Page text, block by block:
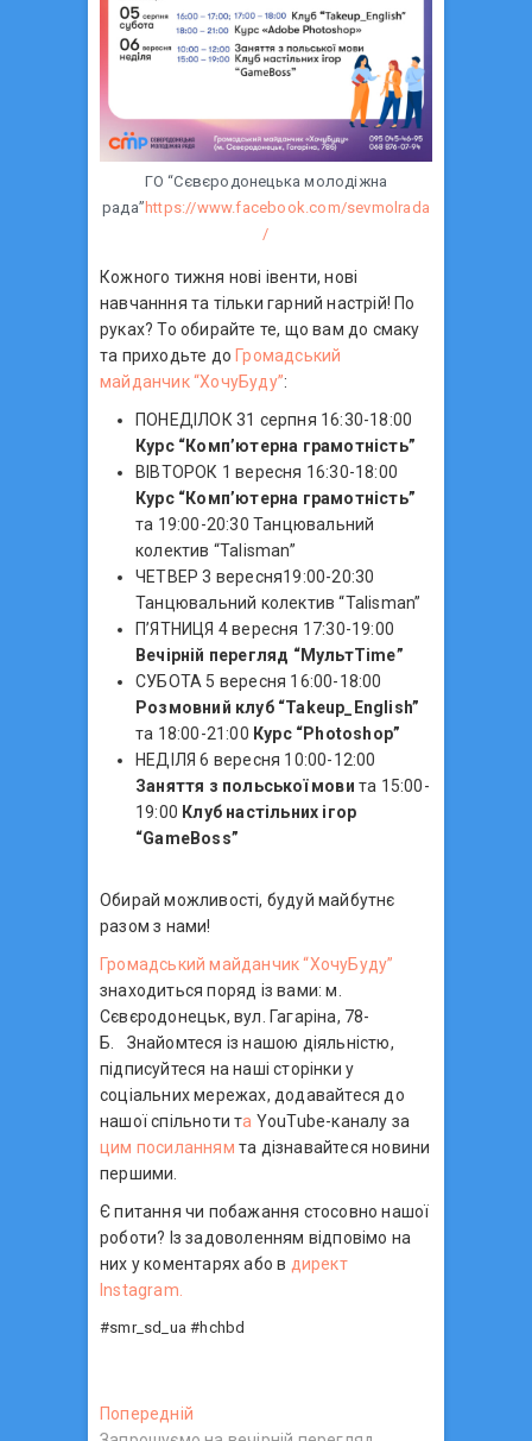
ГО “Сєвєродонецька молодіжна
рада” https://www.facebook.com/sevmolrada
/
Кожного тижня нові івенти, нові
навчанння та тільки гарний настрій! По
руках? То обирайте те, що вам до смаку
та приходьте до Громадський
майданчик “ХочуБуду”:
ПОНЕДІЛОК 31 серпня 16:30-18:00
Курс “Комп’ютерна грамотність”
ВІВТОРОК 1 вересня 16:30-18:00
Курс “Комп’ютерна грамотність”
та 19:00-20:30 Танцювальний
колектив “Talisman”
ЧЕТВЕР 3 вересня19:00-20:30
Танцювальний колектив “Talisman”
П’ЯТНИЦЯ 4 вересня 17:30-19:00
Вечірній перегляд “МультTime”
СУБОТА 5 вересня 16:00-18:00
Розмовний клуб “Takeup_English”
та 18:00-21:00 Курс “Photoshop”
НЕДІЛЯ 6 вересня 10:00-12:00
Заняття з польської мови та 15:00-
19:00 Клуб настільних ігор
“GameBoss”
Обирай можливості, будуй майбутнє
разом з нами!
Громадський майданчик “ХочуБуду”
знаходиться поряд із вами: м.
Сєвєродонецьк, вул. Гагаріна, 78-
Б.⠀Знайомтеся із нашою діяльністю,
підписуйтеся на наші сторінки у
соціальних мережах, додавайтеся до
нашої спільноти та YouTube-каналу за
цим посиланням та дізнавайтеся новини
першими.
Є питання чи побажання стосовно нашої
роботи? Із задоволенням відповімо на
них у коментарях або в директ
Instagram.
#smr_sd_ua #hchbd
Н
Попередній